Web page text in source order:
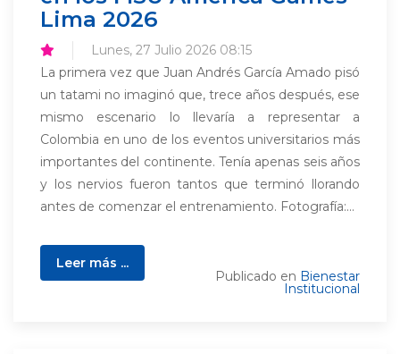
Lima 2026
Lunes, 27 Julio 2026 08:15
La primera vez que Juan Andrés García Amado pisó
un tatami no imaginó que, trece años después, ese
mismo escenario lo llevaría a representar a
Colombia en uno de los eventos universitarios más
importantes del continente. Tenía apenas seis años
y los nervios fueron tantos que terminó llorando
antes de comenzar el entrenamiento. Fotografía:...
Leer más ...
Publicado en Bienestar
Institucional